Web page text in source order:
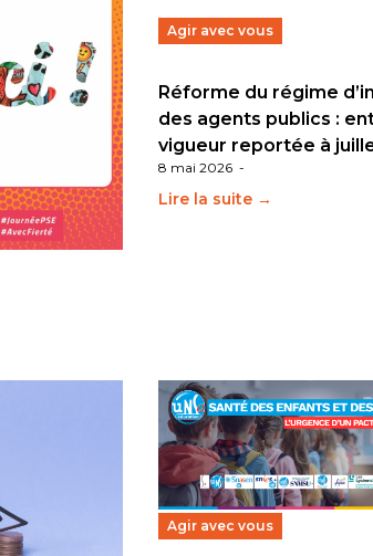
de
Agir avec vous
Réforme du régime
des agents publics :
vigueur reportée à
8 mai 2026 -
Lire la suite →
Agir avec vous